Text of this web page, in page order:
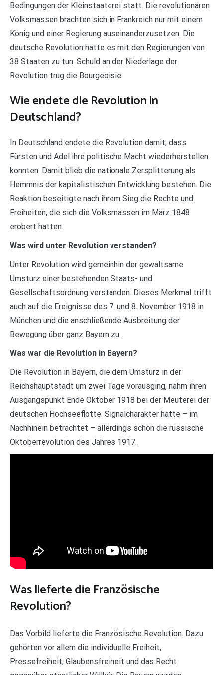
Bedingungen der Kleinstaaterei statt. Die revolutionären
Volksmassen brachten sich in Frankreich nur mit einem
König und einer Regierung auseinanderzusetzen. Die
deutsche Revolution hatte es mit den Regierungen von
38 Staaten zu tun. Schuld an der Niederlage der
Revolution trug die Bourgeoisie.
Wie endete die Revolution in
Deutschland?
In Deutschland endete die Revolution damit, dass
Fürsten und Adel ihre politische Macht wiederherstellen
konnten. Damit blieb die nationale Zersplitterung als
Hemmnis der kapitalistischen Entwicklung bestehen. Die
Reaktion beseitigte nach ihrem Sieg die Rechte und
Freiheiten, die sich die Volksmassen im März 1848
erobert hatten.
Was wird unter Revolution verstanden?
Unter Revolution wird gemeinhin der gewaltsame
Umsturz einer bestehenden Staats- und
Gesellschaftsordnung verstanden. Dieses Merkmal trifft
auch auf die Ereignisse des 7. und 8. November 1918 in
München und die anschließende Ausbreitung der
Bewegung über ganz Bayern zu.
Was war die Revolution in Bayern?
Die Revolution in Bayern, die dem Umsturz in der
Reichshauptstadt um zwei Tage vorausging, nahm ihren
Ausgangspunkt Ende Oktober 1918 bei der Meuterei der
deutschen Hochseeflotte. Signalcharakter hatte – im
Nachhinein betrachtet – allerdings schon die russische
Oktoberrevolution des Jahres 1917.
Was lieferte die Französische
Revolution?
Das Vorbild lieferte die Französische Revolution. Dazu
gehörten vor allem die individuelle Freiheit,
Pressefreiheit, Glaubensfreiheit und das Recht